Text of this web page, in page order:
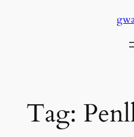
Tag: